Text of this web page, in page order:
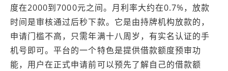
度在2000到7000元之间。月利率大约在0.7%，放款
时间是审核通过后秒下款。它是由持牌机构放款的，
申请门槛不高，只需年满十八周岁，有实名认证的手
机号即可。平台的一个特色是提供借款额度预审功
能，用户在正式申请前可以预先了解自己的借款额